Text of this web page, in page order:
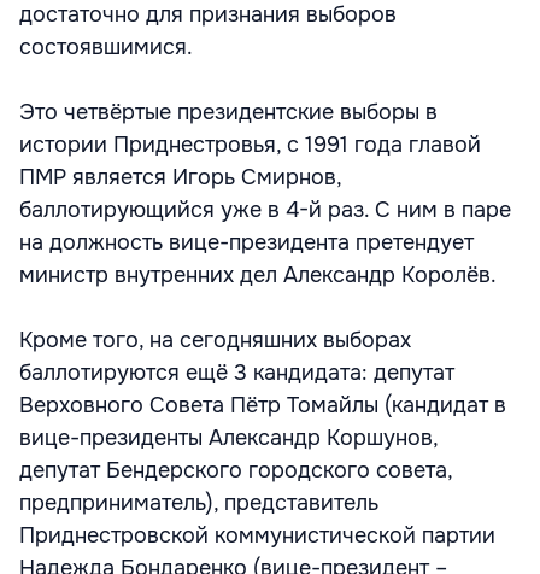
достаточно для признания выборов
состоявшимися.
Это четвёртые президентские выборы в
истории Приднестровья, с 1991 года главой
ПМР является Игорь Смирнов,
баллотирующийся уже в 4-й раз. С ним в паре
на должность вице-президента претендует
министр внутренних дел Александр Королёв.
Кроме того, на сегодняшних выборах
баллотируются ещё 3 кандидата: депутат
Верховного Совета Пётр Томайлы (кандидат в
вице-президенты Александр Коршунов,
депутат Бендерского городского совета,
предприниматель), представитель
Приднестровской коммунистической партии
Надежда Бондаренко (вице-президент –